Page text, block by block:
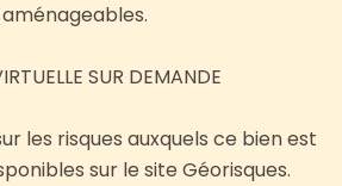
aménageables.
SUR DEMANDE
les risques auxquels ce bien est
sur le site Géorisques.